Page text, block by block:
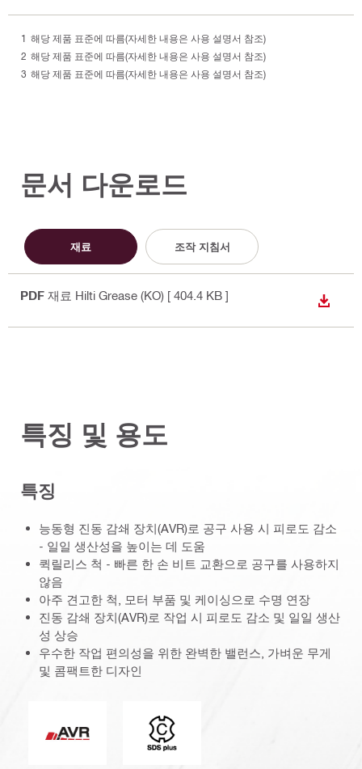
해당 제품 표준에 따름(자세한 내용은 사용 설명서 참조)
해당 제품 표준에 따름(자세한 내용은 사용 설명서 참조)
해당 제품 표준에 따름(자세한 내용은 사용 설명서 참조)
문서 다운로드
재료 조작 지침서
PDF 재료 Hilti Grease (KO) [ 404.4 KB ]
다운로
특징 및 용도
특징
능동형 진동 감쇄 장치(AVR)로 공구 사용 시 피로도 감소
- 일일 생산성을 높이는 데 도움
퀵릴리스 척 - 빠른 한 손 비트 교환으로 공구를 사용하지
않음
아주 견고한 척, 모터 부품 및 케이싱으로 수명 연장
진동 감쇄 장치(AVR)로 작업 시 피로도 감소 및 일일 생산
성 상승
우수한 작업 편의성을 위한 완벽한 밸런스, 가벼운 무게
및 콤팩트한 디자인
커넥션 엔드